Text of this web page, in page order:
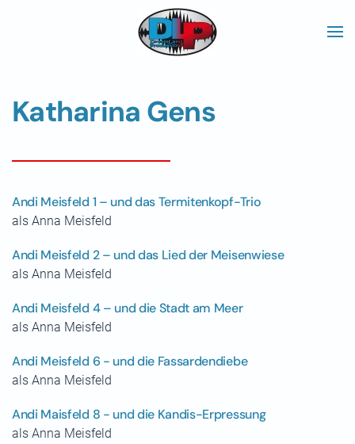
Skip to main content
Katharina Gens
Andi Meisfeld 1 – und das Termitenkopf-Trio
als Anna Meisfeld
Andi Meisfeld 2 – und das Lied der Meisenwiese
als Anna Meisfeld
Andi Meisfeld 4 – und die Stadt am Meer
als Anna Meisfeld
Andi Meisfeld 6 - und die Fassardendiebe
als Anna Meisfeld
Andi Maisfeld 8 - und die Kandis-Erpressung
als Anna Meisfeld